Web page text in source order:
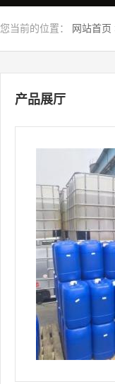
您当前的位置： 网站首页
产品展厅